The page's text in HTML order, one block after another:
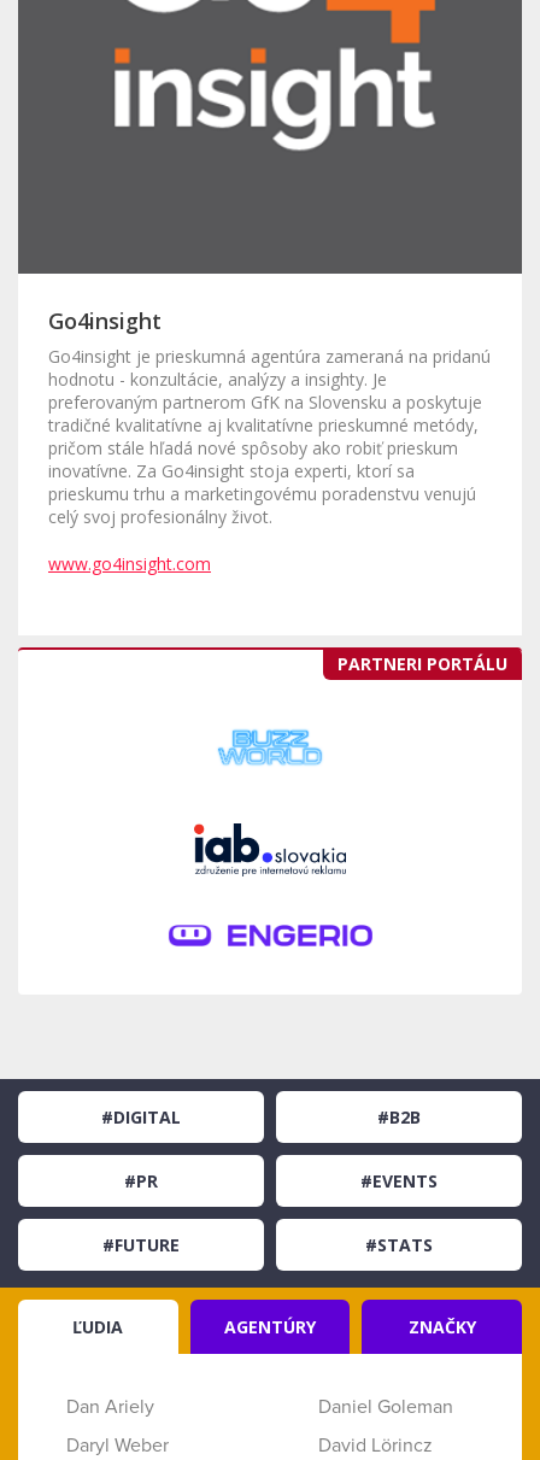
Go4insight
Go4insight je prieskumná agentúra zameraná na pridanú
hodnotu - konzultácie, analýzy a insighty. Je
preferovaným partnerom GfK na Slovensku a poskytuje
tradičné kvalitatívne aj kvalitatívne prieskumné metódy,
pričom stále hľadá nové spôsoby ako robiť prieskum
inovatívne. Za Go4insight stoja experti, ktorí sa
prieskumu trhu a marketingovému poradenstvu venujú
celý svoj profesionálny život.
www.go4insight.com
PARTNERI PORTÁLU
#DIGITAL #B2B
#PR #EVENTS
#FUTURE #STATS
ĽUDIA AGENTÚRY ZNAČKY
Dan Ariely
Daniel Goleman
Daryl Weber
David Lörincz